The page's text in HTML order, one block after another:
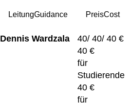
LeitungGuidance PreisCost
Dennis Wardzala
40/ 40/ 40 €
40 €
für
Studierende
40 €
für